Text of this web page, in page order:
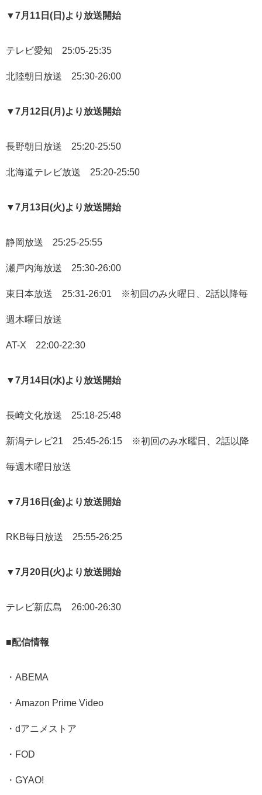
▼7月11日(日)より放送開始
テレビ愛知 25:05-25:35
北陸朝日放送 25:30-26:00
▼7月12日(月)より放送開始
長野朝日放送 25:20-25:50
北海道テレビ放送 25:20-25:50
▼7月13日(火)より放送開始
静岡放送 25:25-25:55
瀬戸内海放送 25:30-26:00
東日本放送 25:31-26:01 ※初回のみ火曜日、2話以降毎
週木曜日放送
AT-X 22:00-22:30
▼7月14日(水)より放送開始
長崎文化放送 25:18-25:48
新潟テレビ21 25:45-26:15 ※初回のみ水曜日、2話以降
毎週木曜日放送
▼7月16日(金)より放送開始
RKB毎日放送 25:55-26:25
▼7月20日(火)より放送開始
テレビ新広島 26:00-26:30
■配信情報
・ABEMA
・Amazon Prime Video
・dアニメストア
・FOD
・GYAO!